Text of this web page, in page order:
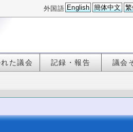
外国語 English 簡体中文
れた議会 記録・報告 議会